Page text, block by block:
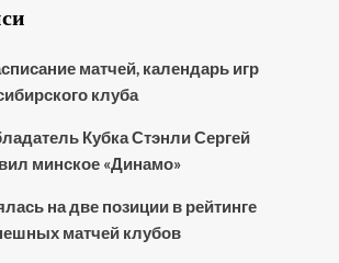
матчей, календарь игр
клуба
Кубка Стэнли Сергей
минское «Динамо»
на две позиции в рейтинге
матчей клубов